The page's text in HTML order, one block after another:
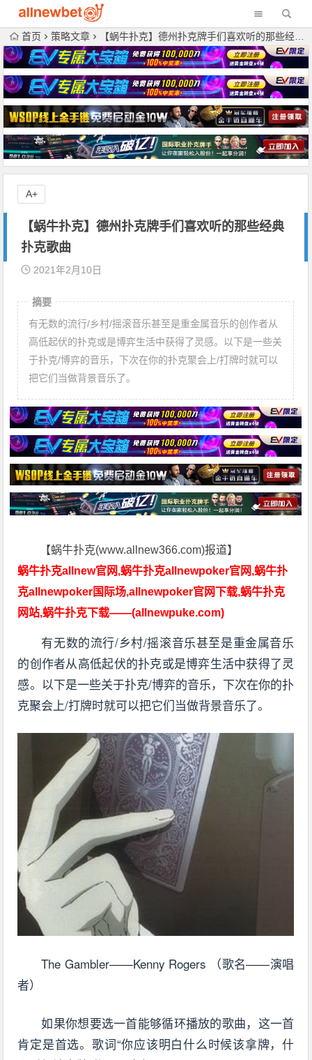
首页 策略文章 【蜗牛扑克】德州扑克牌手们喜欢听的那些经典扑克歌曲
【蜗牛扑克】德州扑克牌手们喜欢听的那些经典
扑克歌曲
2021年2月10日
摘要
有无数的流行/乡村/摇滚音乐甚至是重金属音乐的创作者从
高低起伏的扑克或是博弈生活中获得了灵感。以下是一些关
于扑克/博弈的音乐，下次在你的扑克聚会上/打牌时就可以
把它们当做背景音乐了。
【蜗牛扑克(www.allnew366.com)报道】
蜗牛扑克allnew官网,蜗牛扑克allnewpoker官网,蜗牛扑
克allnewpoker国际场,allnewpoker官网下载,蜗牛扑克
网站,蜗牛扑克下载——(allnewpuke.com)
有无数的流行/乡村/摇滚音乐甚至是重金属音乐
的创作者从高低起伏的扑克或是博弈生活中获得了灵
感。以下是一些关于扑克/博弈的音乐，下次在你的扑
克聚会上/打牌时就可以把它们当做背景音乐了。
The Gambler——Kenny Rogers （歌名——演唱
者）
如果你想要选一首能够循环播放的歌曲，这一首
肯定是首选。歌词“你应该明白什么时候该拿牌，什
A+